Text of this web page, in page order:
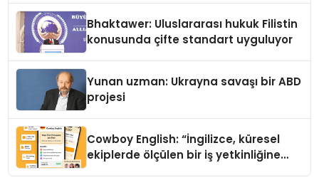
Bhaktawer: Uluslararası hukuk Filistin
konusunda çifte standart uyguluyor
Yunan uzman: Ukrayna savaşı bir ABD
projesi
Cowboy English: “İngilizce, küresel
ekiplerde ölçülen bir iş yetkinliğine